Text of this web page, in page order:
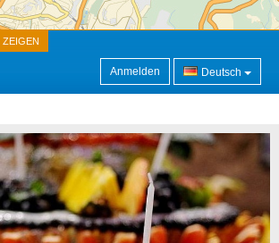
ZEIGEN
Anmelden Deutsch